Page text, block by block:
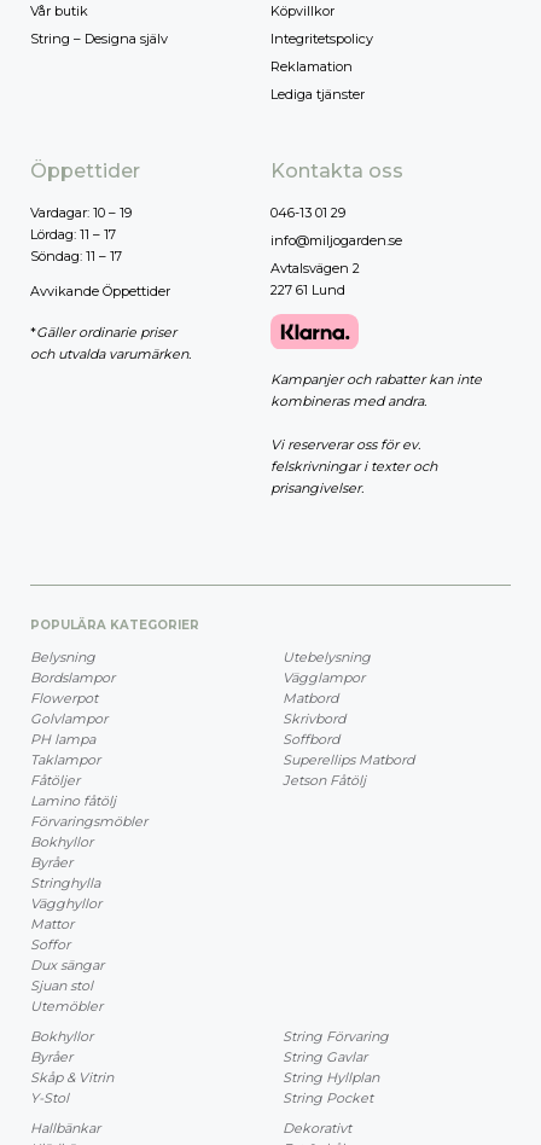
Vår butik
String – Designa själv
Köpvillkor
Integritetspolicy
Reklamation
Lediga tjänster
Öppettider
Vardagar: 10 – 19
Lördag: 11 – 17
Söndag: 11 – 17
Avvikande Öppettider
*Gäller ordinarie priser
och utvalda varumärken.
Kontakta oss
046-13 01 29
info@miljogarden.se
Avtalsvägen 2
227 61 Lund
Kampanjer och rabatter kan inte
kombineras med andra.
Vi reserverar oss för ev.
felskrivningar i texter och
prisangivelser.
POPULÄRA KATEGORIER
Belysning
Bordslampor
Flowerpot
Golvlampor
PH lampa
Taklampor
Fåtöljer
Lamino fåtölj
Förvaringsmöbler
Bokhyllor
Byråer
Stringhylla
Vägghyllor
Mattor
Soffor
Dux sängar
Sjuan stol
Utemöbler
Utebelysning
Vägglampor
Matbord
Skrivbord
Soffbord
Superellips Matbord
Jetson Fåtölj
Bokhyllor
Byråer
Skåp & Vitrin
Y-Stol
String Förvaring
String Gavlar
String Hyllplan
String Pocket
Hallbänkar
Dekorativt